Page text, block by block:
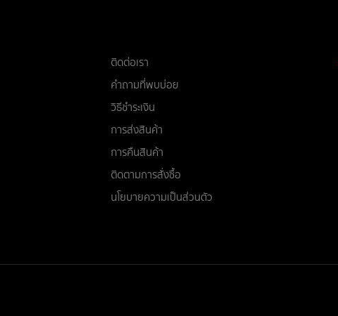
ติดต่อเรา
คำถามที่พบบ่อย
วิธีชำระเงิน
การส่งสินค้า
การคืนสินค้า
ติดตามการสั่งซื้อ
นโยบายความเป็นส่วนตัว